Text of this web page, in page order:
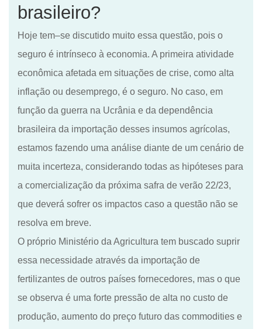
brasileiro?
Hoje tem–se discutido muito essa questão, pois o
seguro é intrínseco à economia. A primeira atividade
econômica afetada em situações de crise, como alta
inflação ou desemprego, é o seguro. No caso, em
função da guerra na Ucrânia e da dependência
brasileira da importação desses insumos agrícolas,
estamos fazendo uma análise diante de um cenário de
muita incerteza, considerando todas as hipóteses para
a comercialização da próxima safra de verão 22/23,
que deverá sofrer os impactos caso a questão não se
resolva em breve.
O próprio Ministério da Agricultura tem buscado suprir
essa necessidade através da importação de
fertilizantes de outros países fornecedores, mas o que
se observa é uma forte pressão de alta no custo de
produção, aumento do preço futuro das commodities e